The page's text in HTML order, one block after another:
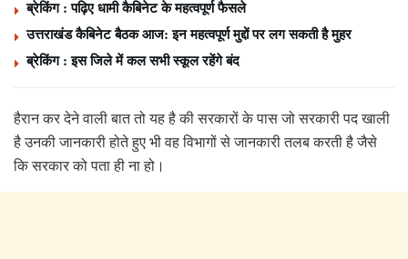
ब्रेकिंग : पढ़िए धामी कैबिनेट के महत्वपूर्ण फैसले
उत्तराखंड कैबिनेट बैठक आज: इन महत्वपूर्ण मुद्दों पर लग सकती है मुहर
ब्रेकिंग : इस जिले में कल सभी स्कूल रहेंगे बंद
हैरान कर देने वाली बात तो यह है की सरकारों के पास जो सरकारी पद खाली
है उनकी जानकारी होते हुए भी वह विभागों से जानकारी तलब करती है जैसे
कि सरकार को पता ही ना हो।